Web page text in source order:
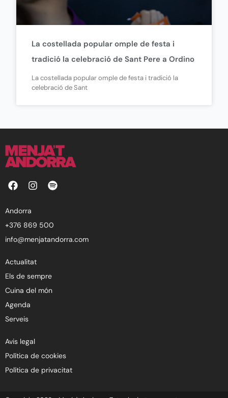
La costellada popular omple de festa i
tradició la celebració de Sant Pere a Ordino
La costellada popular omple de festa i tradició la
celebració de Sant
F
a
e
b
o
o
I
n
a
g
r
m
S
p
i
f
y
Andorra
+376 869 500
info@menjatandorra.com
Actualitat
Els de sempre
Cuina del món
Agenda
Serveis
Avis legal
Política de cookies
Política de privacitat